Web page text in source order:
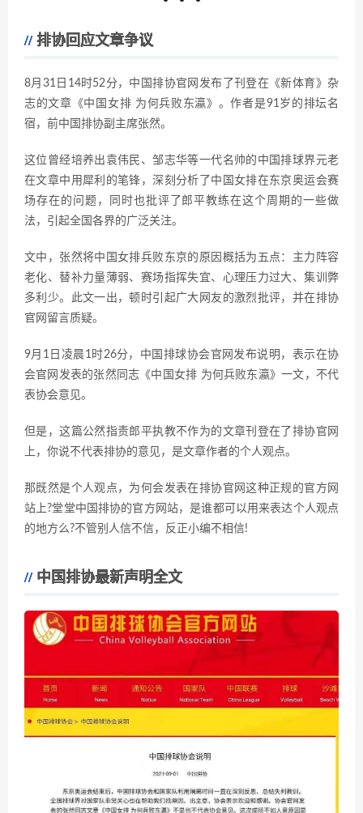
排协回应文章争议
8月31日14时52分，中国排协官网发布了刊登在《新体育》杂
志的文章《中国女排 为何兵败东瀛》。作者是91岁的排坛名
宿，前中国排协副主席张然。
这位曾经培养出袁伟民、邹志华等一代名帅的中国排球界元老
在文章中用犀利的笔锋，深刻分析了中国女排在东京奥运会赛
场存在的问题，同时也批评了郎平教练在这个周期的一些做
法，引起全国各界的广泛关注。
文中，张然将中国女排兵败东京的原因概括为五点：主力阵容
老化、替补力量薄弱、赛场指挥失宜、心理压力过大、集训弊
多利少。此文一出，顿时引起广大网友的激烈批评，并在排协
官网留言质疑。
9月1日凌晨1时26分，中国排球协会官网发布说明，表示在协
会官网发表的张然同志《中国女排 为何兵败东瀛》一文，不代
表协会意见。
但是，这篇公然指责郎平执教不作为的文章刊登在了排协官网
上，你说不代表排协的意见，是文章作者的个人观点。
那既然是个人观点，为何会发表在排协官网这种正规的官方网
站上?堂堂中国排协的官方网站，是谁都可以用来表达个人观点
的地方么?不管别人信不信，反正小编不相信!
中国排协最新声明全文